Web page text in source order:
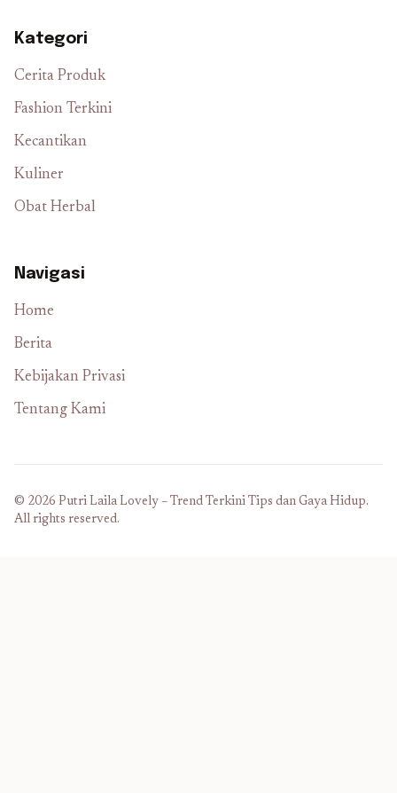
Kategori
Cerita Produk
Fashion Terkini
Kecantikan
Kuliner
Obat Herbal
Navigasi
Home
Berita
Kebijakan Privasi
Tentang Kami
© 2026 Putri Laila Lovely – Trend Terkini Tips dan Gaya Hidup.
All rights reserved.